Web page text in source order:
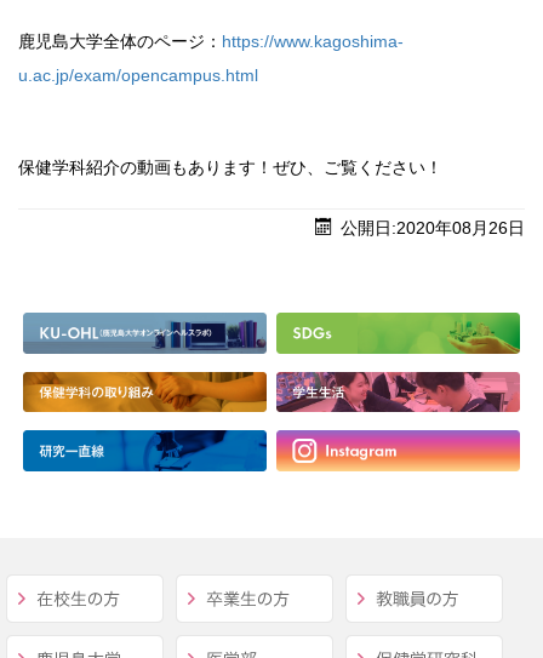
鹿児島大学全体のページ： https://www.kagoshima-
u.ac.jp/exam/opencampus.html
保健学科紹介の動画もあります！ぜひ、ご覧ください！
公開日:2020年08月26日